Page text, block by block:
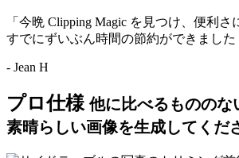
「今晩 Clipping Magic を見つけ、便利さ
すでにずいぶん時間の節約ができました
- Jean H
プロ仕様 他に比べるもののな
素晴らしい画像を生成してくだ